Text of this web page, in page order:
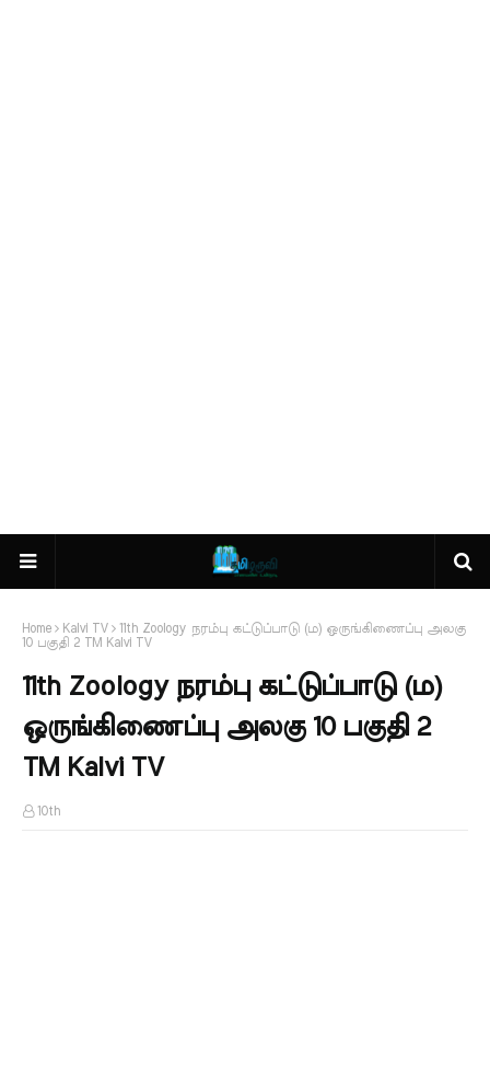
Home Kalvi TV
11th Zoology நரம்பு கட்டுப்பாடு (ம) ஒருங்கிணைப்பு அலகு
10 பகுதி 2 TM Kalvi TV
11th Zoology நரம்பு கட்டுப்பாடு (ம)
ஒருங்கிணைப்பு அலகு 10 பகுதி 2
TM Kalvi TV
10th